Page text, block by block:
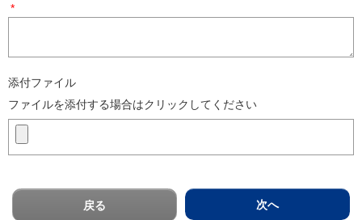
*
添付ファイル
ファイルを添付する場合はクリックしてください
戻る 次へ